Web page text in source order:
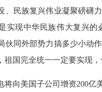
、民族复兴伟业凝聚磅礴
实现中华民族伟大复兴
伙同外部势力搞多少小动
祖国完全统一一定要实现，
将向美国子公司增资200亿